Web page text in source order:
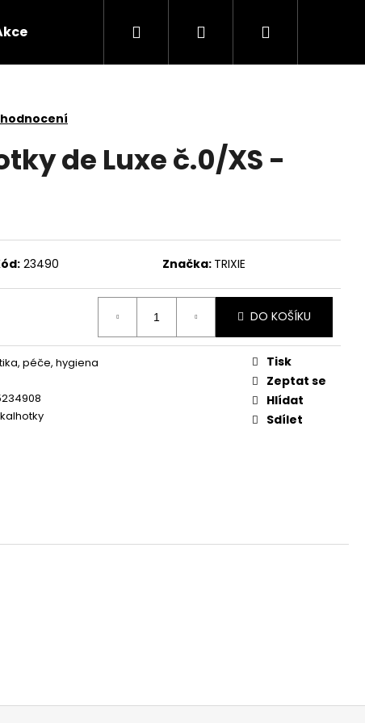
Kontakty
Hledat PřihlášeníNákupní
de Luxe č.0/XS -
23490 Značka: TRIXIE
DO KOŠÍKU
péče, hygiena
Tisk
Zeptat se
Hlídat
Sdílet
Následující
YUMMY CHICKEN
100G